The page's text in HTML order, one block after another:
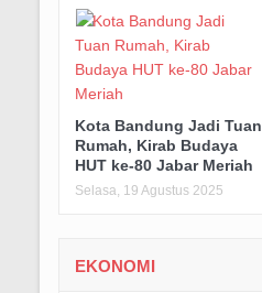
Kota Bandung Jadi Tuan
Rumah, Kirab Budaya
HUT ke-80 Jabar Meriah
Selasa, 19 Agustus 2025
EKONOMI